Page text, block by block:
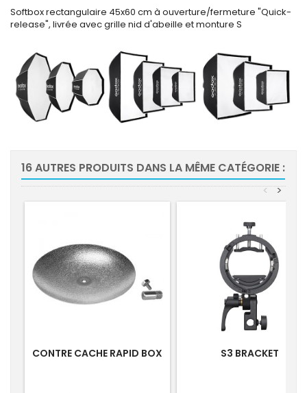
Softbox rectangulaire 45x60 cm à ouverture/fermeture "Quick-
release", livrée avec grille nid d'abeille et monture S
16 AUTRES PRODUITS DANS LA MÊME CATÉGORIE :
>
<
CONTRE CACHE RAPID BOX S3 BRACKET